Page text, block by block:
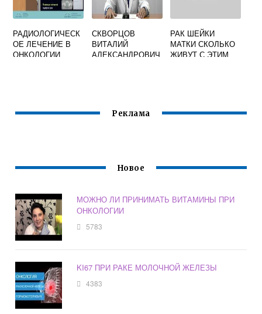
РАДИОЛОГИЧЕСК
ОЕ ЛЕЧЕНИЕ В
ОНКОЛОГИИ
СКВОРЦОВ
ВИТАЛИЙ
АЛЕКСАНДРОВИЧ
РАК ШЕЙКИ
МАТКИ СКОЛЬКО
ЖИВУТ С ЭТИМ
Реклама
Новое
МОЖНО ЛИ ПРИНИМАТЬ ВИТАМИНЫ ПРИ
ОНКОЛОГИИ
5783
KI67 ПРИ РАКЕ МОЛОЧНОЙ ЖЕЛЕЗЫ
4383